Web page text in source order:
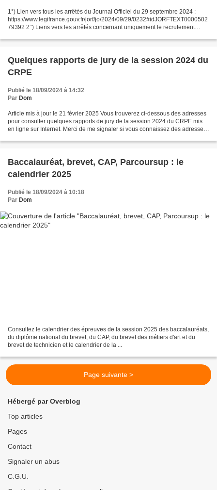
1°) Lien vers tous les arrêtés du Journal Officiel du 29 septembre 2024 :
https://www.legifrance.gouv.fr/jorf/jo/2024/09/29/0232#idJORFTEXT0000502
79392 2°) Liens vers les arrêtés concernant uniquement le recrutement
Quelques rapports de jury de la session 2024 du
CRPE
Publié le 18/09/2024 à 14:32
Par Dom
Article mis à jour le 21 février 2025 Vous trouverez ci-dessous des adresses
pour consulter quelques rapports de jury de la session 2024 du CRPE mis
en ligne sur Internet. Merci de me signaler si vous connaissez des adresses
Baccalauréat, brevet, CAP, Parcoursup : le
calendrier 2025
Publié le 18/09/2024 à 10:18
Par Dom
Consultez le calendrier des épreuves de la session 2025 des baccalauréats,
du diplôme national du brevet, du CAP, du brevet des métiers d'art et du
brevet de technicien et le calendrier de la ...
Page suivante >
Hébergé par Overblog
Top articles
Pages
Contact
Signaler un abus
C.G.U.